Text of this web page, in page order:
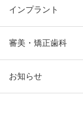
インプラント
審美・矯正歯科
お知らせ